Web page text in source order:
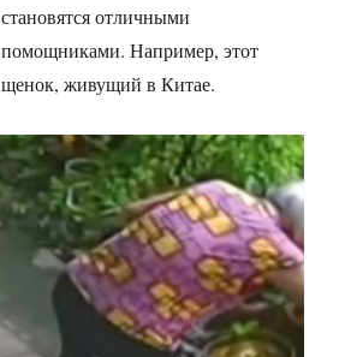
становятся отличными
помощниками. Например, этот
щенок, живущий в Китае.